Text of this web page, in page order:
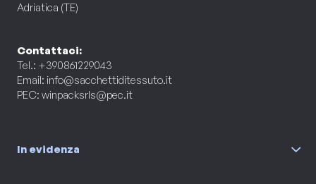
Adriatica (TE)
Contattaci:
Tel.: +390861229043
Email: info@sacchettiditessuto.it
PEC: winpacksrls@pec.it
In evidenza